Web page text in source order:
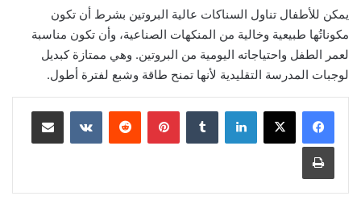
يمكن للأطفال تناول السناكات عالية البروتين بشرط أن تكون
مكوناتُها طبيعية وخالية من المنكهات الصناعية، وأن تكون مناسبة
لعمر الطفل واحتياجاته اليومية من البروتين. وهي ممتازة كبديل
لوجبات المدرسة التقليدية لأنها تمنح طاقة وشبع لفترة أطول.
لينكدإن بينتيريست مشاركة عبر البريد
طباعة